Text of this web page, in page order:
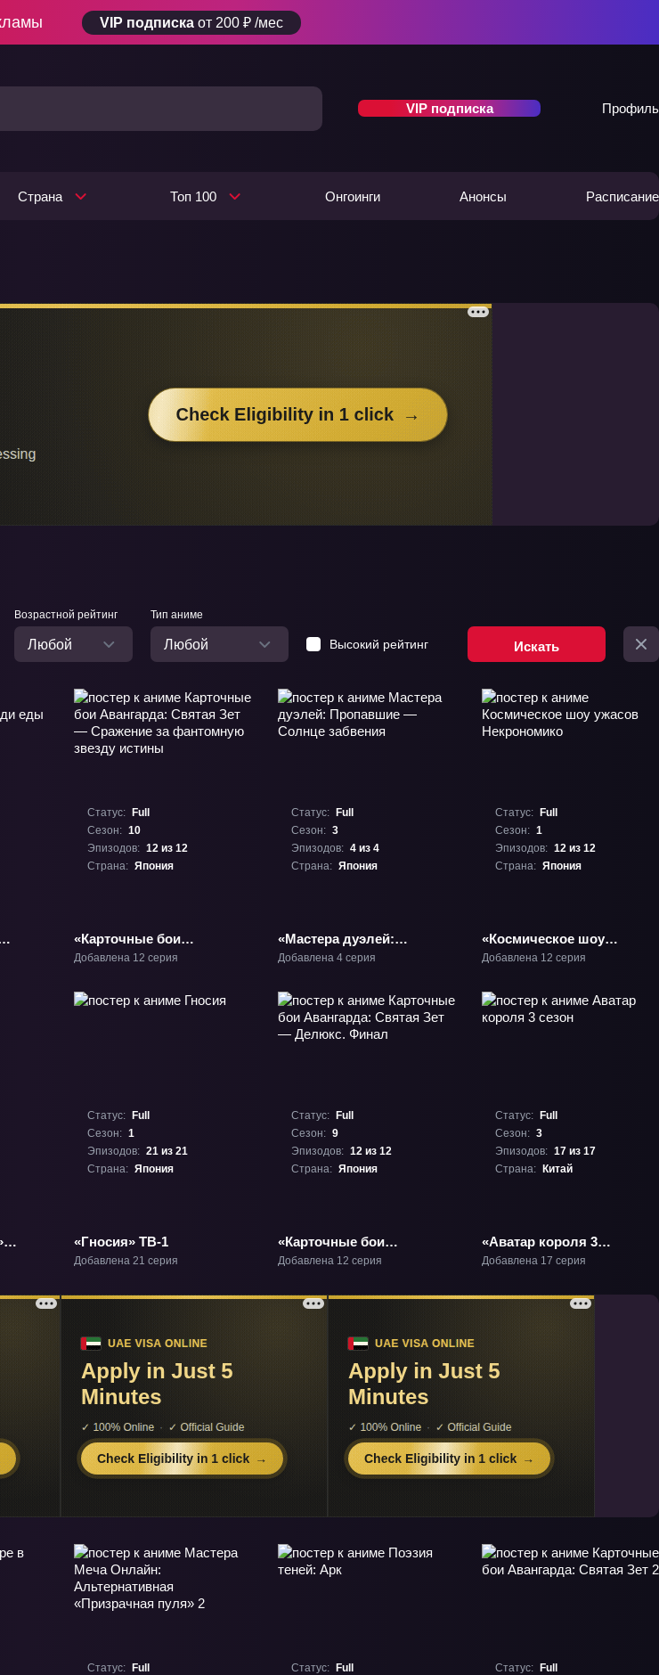
VIP подписка от 200 ₽ /мес
VIP подписка Профиль
Страна Топ 100 Онгоинги Анонсы Расписание
Возрастной рейтинг
Любой
Тип аниме
Любой Высокий рейтинг Искать
Статус:
Full
Сезон: 10
Эпизодов: 12 из 12
Страна: Япония
«Карточные бои
Авангарда: Святая Зет
фантомную звезду
истины» ТВ-10
Добавлена 12 серия
Статус:
Full
Сезон: 3
Эпизодов: 4 из 4
Страна: Япония
«Мастера дуэлей:
Пропавшие — Солнце
Добавлена 4 серия
Статус:
Full
Сезон: 1
Эпизодов: 12 из 12
Страна: Япония
«Космическое шоу
ужасов Некрономико»
Добавлена 12 серия
Статус:
Full
Сезон: 1
Эпизодов: 21 из 21
Страна: Япония
«Гносия» ТВ-1
Добавлена 21 серия
Статус:
Full
Сезон: 9
Эпизодов: 12 из 12
Страна: Япония
«Карточные бои
Авангарда: Святая Зет
ТВ-9
Добавлена 12 серия
Статус:
Full
Сезон: 3
Эпизодов: 17 из 17
Страна:
Китай
«Аватар короля 3
сезон» ТВ-3
Добавлена 17 серия
Статус:
Full
Статус:
Full
Статус:
Full